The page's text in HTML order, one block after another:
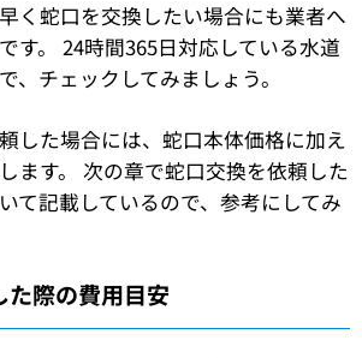
く蛇口を交換したい場合にも業者へ
す。 24時間365日対応している水道
、チェックしてみましょう。
した場合には、蛇口本体価格に加え
ます。 次の章で蛇口交換を依頼した
て記載しているので、参考にしてみ
た際の費用目安